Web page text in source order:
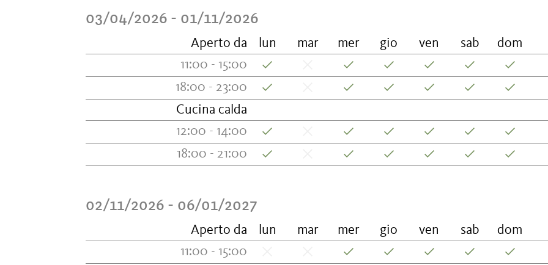
03/04/2026 - 01/11/2026
Aperto da lun mar mer gio ven sab
dom
11:00 - 15:00
18:00 - 23:00
Cucina calda
12:00 - 14:00
18:00 - 21:00
02/11/2026 - 06/01/2027
Aperto da lun mar mer gio ven sab
dom
11:00 - 15:00